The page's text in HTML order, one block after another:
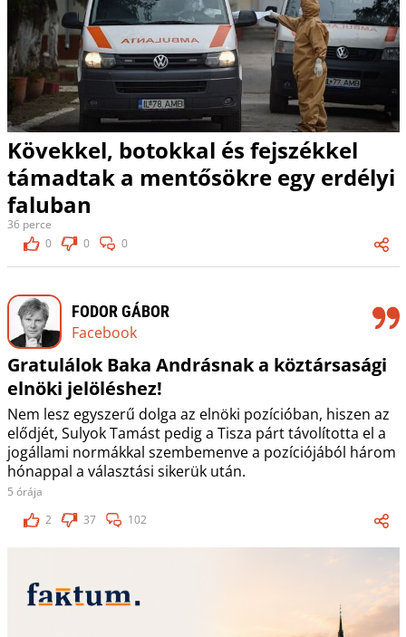
Kövekkel, botokkal és fejszékkel
támadtak a mentősökre egy erdélyi
faluban
36 perce
0
0 0
FODOR GÁBOR
Facebook
Gratulálok Baka Andrásnak a köztársasági
elnöki jelöléshez!
Nem lesz egyszerű dolga az elnöki pozícióban, hiszen az
elődjét, Sulyok Tamást pedig a Tisza párt távolította el a
jogállami normákkal szembemenve a pozíciójából három
hónappal a választási sikerük után.
5 órája
2
37 102